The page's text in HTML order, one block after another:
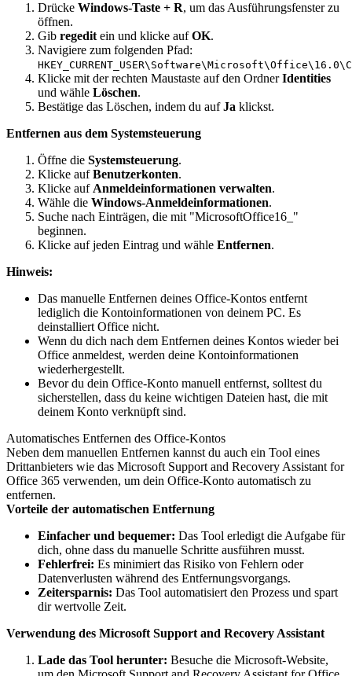
Drücke Windows-Taste + R, um das Ausführungsfenster zu
öffnen.
Gib regedit ein und klicke aufOK.
Navigiere zum folgenden Pfad:
Klicke mit der rechten Maustaste auf den OrdnerIdentities
und wähle Löschen.
Bestätige das Löschen, indem du aufJa klickst.
Entfernen aus dem Systemsteuerung
Öffne die Systemsteuerung.
Klicke aufBenutzerkonten.
Klicke auf Anmeldeinformationen verwalten.
Wähle die Windows-Anmeldeinformationen.
Suche nach Einträgen, die mit "MicrosoftOffice16_"
beginnen.
Klicke auf jeden Eintrag und wähle Entfernen.
Hinweis:
Das manuelle Entfernen deines Office-Kontos entfernt
lediglich die Kontoinformationen von deinem PC. Es
deinstalliert Office nicht.
Wenn du dich nach dem Entfernen deines Kontos wieder bei
Office anmeldest, werden deine Kontoinformationen
wiederhergestellt.
Bevor du dein Office-Konto manuell entfernst, solltest du
sicherstellen, dass du keine wichtigen Dateien hast, die mit
deinem Konto verknüpft sind.
Automatisches Entfernen des Office-Kontos
Neben dem manuellen Entfernen kannst du auch ein Tool eines
Drittanbieters wie das Microsoft Support and Recovery Assistant for
Office 365 verwenden, um dein Office-Konto automatisch zu
entfernen.
Vorteile der automatischen Entfernung
Einfacher und bequemer: Das Tool erledigt die Aufgabe für
dich, ohne dass du manuelle Schritte ausführen musst.
Fehlerfrei: Es minimiert das Risiko von Fehlern oder
Datenverlusten während des Entfernungsvorgangs.
Zeitersparnis: Das Tool automatisiert den Prozess und spart
dir wertvolle Zeit.
Verwendung des Microsoft Support and Recovery Assistant
Lade das Tool herunter: Besuche die Microsoft-Website,